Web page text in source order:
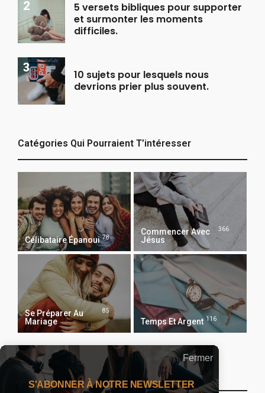
5 versets bibliques pour supporter
et surmonter les moments
difficiles.
10 sujets pour lesquels nous
devrions prier plus souvent.
Catégories Qui Pourraient T’intéresser
Célibataire Épanoui 78
Commencer Avec
Jésus
366
Se Préparer Au
Mariage
85
Temps Et Argent 116
Recevoir Notre Newsletter Chaque Matin
Fermer
S'ABONNER À NOTRE NEWSLETTER